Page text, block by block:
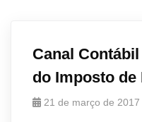
Canal
do Imposto de
21 de março de 2017